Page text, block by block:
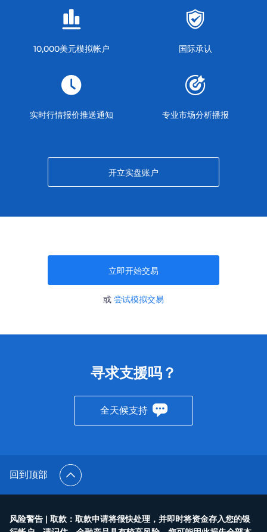
10,000美元模拟帐户 国际承认
实时行情报价推送通知 专业市场分析播报
开立实盘账户
立即开始交易
或 尝试模拟交易
寻求支援吗？
全天候支持
回到顶部
风险警告 | 取款：取款申请将很快处理，并即时将资金存入您的银